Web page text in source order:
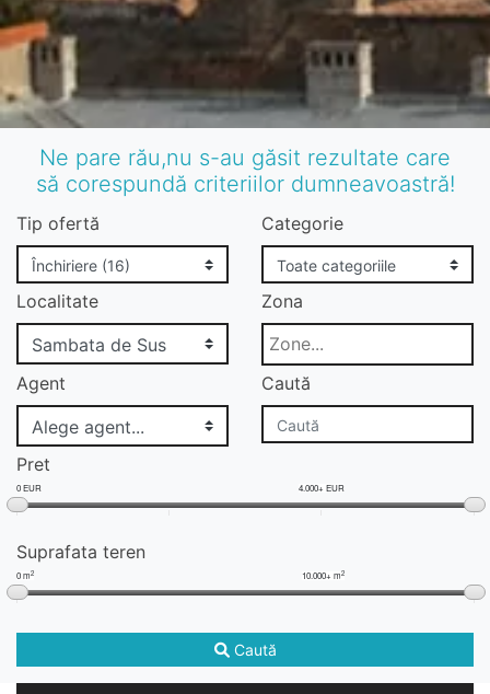
Ne pare rău,nu s-au găsit rezultate care
să corespundă criteriilor dumneavoastră!
Tip ofertă Categorie
Localitate Zona
Agent Caută
Pret
0 EUR 4.000+ EUR
Suprafata teren
0 m2 10.000+ m2
Caută